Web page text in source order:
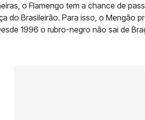
o Flamengo tem a chance de
do Brasileirão. Para isso, o Mengão
1996 o rubro-negro não sai de